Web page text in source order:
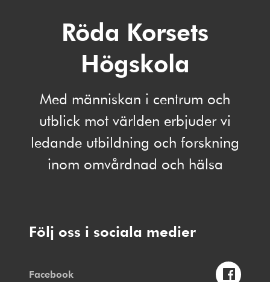
Röda Korsets
Högskola
Med människan i centrum och
utblick mot världen erbjuder vi
ledande utbildning och forskning
inom omvårdnad och hälsa
Följ oss i sociala medier
Facebook